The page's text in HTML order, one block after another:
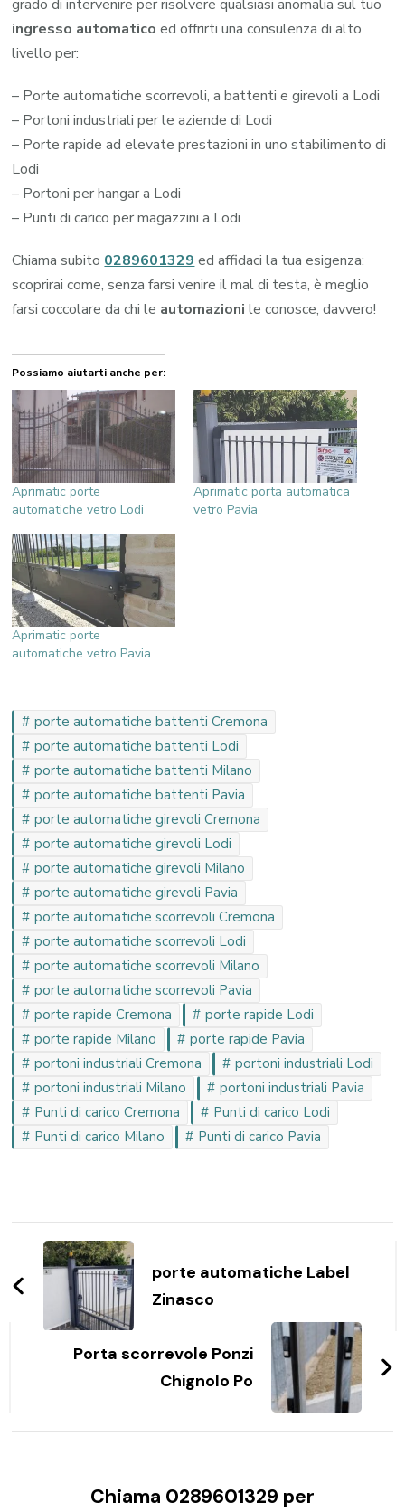
grado di intervenire per risolvere qualsiasi anomalia sul tuo
ingresso automatico ed offrirti una consulenza di alto
livello per:
– Porte automatiche scorrevoli, a battenti e girevoli a Lodi
– Portoni industriali per le aziende di Lodi
– Porte rapide ad elevate prestazioni in uno stabilimento di
Lodi
– Portoni per hangar a Lodi
– Punti di carico per magazzini a Lodi
Chiama subito 0289601329 ed affidaci la tua esigenza:
scoprirai come, senza farsi venire il mal di testa, è meglio
farsi coccolare da chi le automazioni le conosce, davvero!
Possiamo aiutarti anche per:
Aprimatic porte
automatiche vetro Lodi
Aprimatic porta automatica
vetro Pavia
Aprimatic porte
automatiche vetro Pavia
porte automatiche battenti Cremona
porte automatiche battenti Lodi
porte automatiche battenti Milano
porte automatiche battenti Pavia
porte automatiche girevoli Cremona
porte automatiche girevoli Lodi
porte automatiche girevoli Milano
porte automatiche girevoli Pavia
porte automatiche scorrevoli Cremona
porte automatiche scorrevoli Lodi
porte automatiche scorrevoli Milano
porte automatiche scorrevoli Pavia
porte rapide Cremona
porte rapide Lodi
porte rapide Milano
porte rapide Pavia
portoni industriali Cremona
portoni industriali Lodi
portoni industriali Milano
portoni industriali Pavia
Punti di carico Cremona
Punti di carico Lodi
Punti di carico Milano
Punti di carico Pavia
Navigazione
articoli
porte automatiche Label
Zinasco
Porta scorrevole Ponzi
Chignolo Po
Chiama 0289601329 per